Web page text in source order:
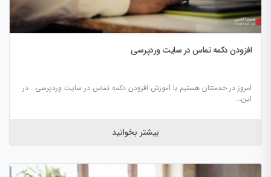
افزودن دکمه تماس در سایت وردپرسی
امروز در خدمتتان هستیم با آموزش افزودن دکمه تماس در سایت وردپرسی . در
این...
بیشتر بخوانید